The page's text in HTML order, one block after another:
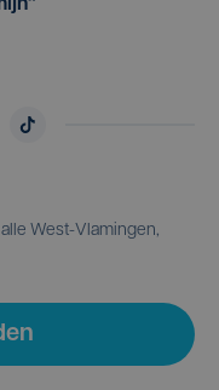
West-Vlamingen,